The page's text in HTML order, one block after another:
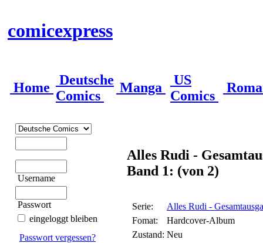
comicexpress
Home
Deutsche
Comics
Manga
US
Comics
Username
Passwort
eingeloggt bleiben
Passwort vergessen?
Alles Rudi -
Band 1: (von 2)
Serie:
Alles Rudi -
Fomat:
Hardcover-Album
Zustand: Neu